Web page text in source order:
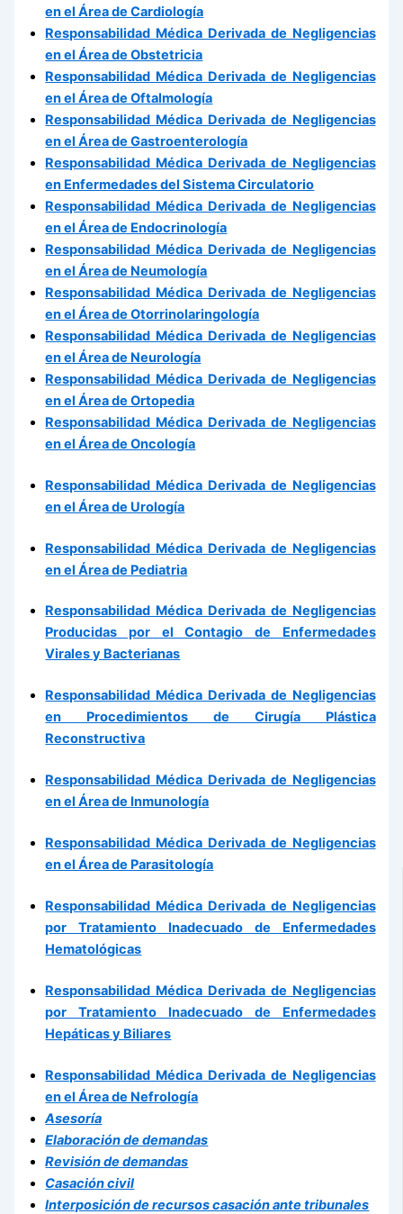
en el Área de Cardiología
Responsabilidad Médica Derivada de Negligencias
en el Área de Obstetricia
Responsabilidad Médica Derivada de Negligencias
en el Área de Oftalmología
Responsabilidad Médica Derivada de Negligencias
en el Área de Gastroenterología
Responsabilidad Médica Derivada de Negligencias
en Enfermedades del Sistema Circulatorio
Responsabilidad Médica Derivada de Negligencias
en el Área de Endocrinología
Responsabilidad Médica Derivada de Negligencias
en el Área de Neumología
Responsabilidad Médica Derivada de Negligencias
en el Área de Otorrinolaringología
Responsabilidad Médica Derivada de Negligencias
en el Área de Neurología
Responsabilidad Médica Derivada de Negligencias
en el Área de Ortopedia
Responsabilidad Médica Derivada de Negligencias
en el Área de Oncología
Responsabilidad Médica Derivada de Negligencias
en el Área de Urología
Responsabilidad Médica Derivada de Negligencias
en el Área de Pediatria
Responsabilidad Médica Derivada de Negligencias
Producidas por el Contagio de Enfermedades
Virales y Bacterianas
Responsabilidad Médica Derivada de Negligencias
en Procedimientos de Cirugía Plástica
Reconstructiva
Responsabilidad Médica Derivada de Negligencias
en el Área de Inmunología
Responsabilidad Médica Derivada de Negligencias
en el Área de Parasitología
Responsabilidad Médica Derivada de Negligencias
por Tratamiento Inadecuado de Enfermedades
Hematológicas
Responsabilidad Médica Derivada de Negligencias
por Tratamiento Inadecuado de Enfermedades
Hepáticas y Biliares
Responsabilidad Médica Derivada de Negligencias
en el Área de Nefrología
Asesoría
Elaboración de demandas
Revisión de demandas
Casación civil
Interposición de recursos casación ante tribunales